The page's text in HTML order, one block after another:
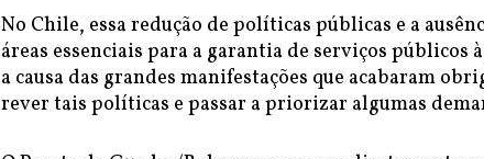
No Chile, essa redução de políticas públicas e a
áreas essenciais para a garantia de serviços públicos
a causa das grandes manifestações que acabaram
rever tais políticas e passar a priorizar algumas